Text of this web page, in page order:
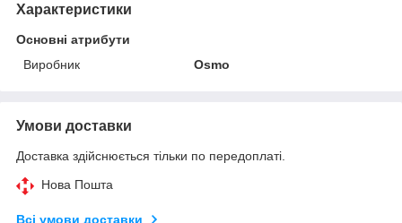
Характеристики
Основні атрибути
Виробник
Osmo
Умови доставки
Доставка здійснюється тільки по передоплаті.
Нова Пошта
Всі умови доставки